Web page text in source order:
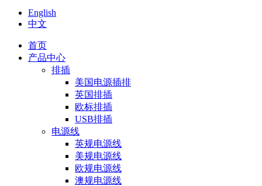
English
中文
首页
产品中心
排插
美国电源插排
英国排插
欧标排插
USB排插
电源线
英规电源线
美规电源线
欧规电源线
澳规电源线